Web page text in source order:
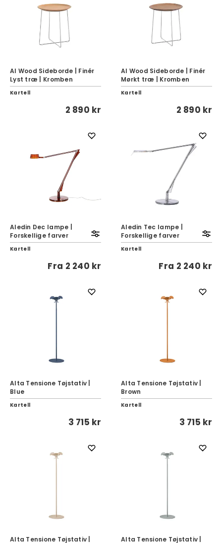
Al Wood Sideborde | Finér
Lyst træ | Kromben
Kartell
2 890 kr
Al Wood Sideborde | Finér
Mørkt træ | Kromben
Kartell
2 890 kr
Aledin Dec lampe |
Forskellige farver
Kartell
Fra 2 240 kr
Aledin Tec lampe |
Forskellige farver
Kartell
Fra 2 240 kr
Alta Tensione Tøjstativ |
Blue
Kartell
3 715 kr
Alta Tensione Tøjstativ |
Brown
Kartell
3 715 kr
Alta Tensione Tøjstativ | Alta Tensione Tøjstativ |